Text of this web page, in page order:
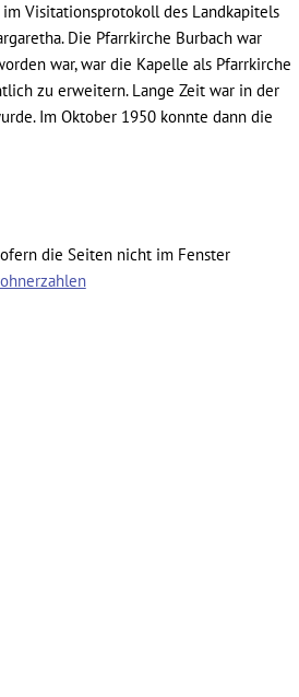
Visitationsprotokoll des Landkapitels
Die Pfarrkirche Burbach war
war, war die Kapelle als Pfarrkirche
zu erweitern. Lange Zeit war in der
Im Oktober 1950 konnte dann die
die Seiten nicht im Fenster